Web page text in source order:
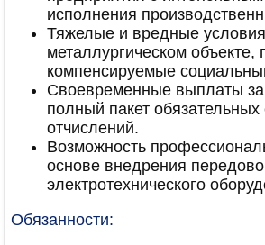
исполнения
Тяжелые и вредные
металлургическом объекте,
компенсируемые
Своевременные выплаты
полный пакет обязательных
отчислений.
Возможность
основе внедрения
электротехнического
Обязанности: